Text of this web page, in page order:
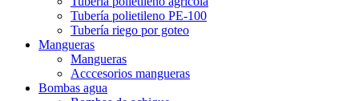
Tubería polietileno PE-100
Tubería riego por goteo
Mangueras
Mangueras
Acccesorios mangueras
Bombas agua